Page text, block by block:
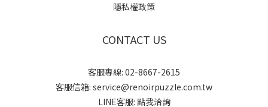
隱私權政策
CONTACT US
客服專線: 02-8667-2615
客服信箱: service@renoirpuzzle.com.tw
LINE客服: 點我洽詢